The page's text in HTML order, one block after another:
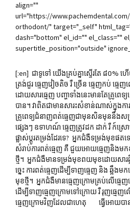
align=""
url="https://
orthodont/" target="_self"
dash="bottom" el_id="" el_class=""
supertitle_position="outside"
[:en] ជាទូទៅ យើងគ្រប់គ្នាស្ទើរតែ ៨០%
ត្រង់ជួរ ធ្មេញវៀចតិច រឺ ច្រើន ធ្មេញកប់ ធ្មេ
ដោយសារធ្មេញ បញ្ហាទាំងនេះមានតែគ្រូពេ
បាន។ វាពិតជាមានសារះសំខាន់ណាស់ក្នុងក
គ្រូពេទ្យជំនាញពត់ធ្មេញជាមុនសិនមុននឹងសម្រច
ផ្សេងៗ ឧទាហណ៍ ធ្មេញត្រូវដក ដាក់ រឺ ក៍ស្រ
ផ្លាស់ប្ដូរតម្រង់ដែរទេ? អ្នកជំងឺទម្រង់មុខផ
សំរាប់ការពត់ធ្មេញ គឺ ជួយអោយធ្មេញនិងម
ថ្មី។ អ្នកជំងឺមានទម្រង់មុខពយមុខដោយសា
ច្នេះ ការពត់ធ្មេញដើម្បីទាញធ្មេញ និង ឆ្អឹ
មុខថ្មី។ អ្នកជំងឺមានធ្មេញក្រោមគ្រប់លើធ្មេញ
ដើម្បីទាញធ្មេញក្រោមទៅក្រោយ រឺ រុញធ្មេ
ធ្មេញក្រោមវិញដែលជាហេតុ ធ្វើអោយបាន